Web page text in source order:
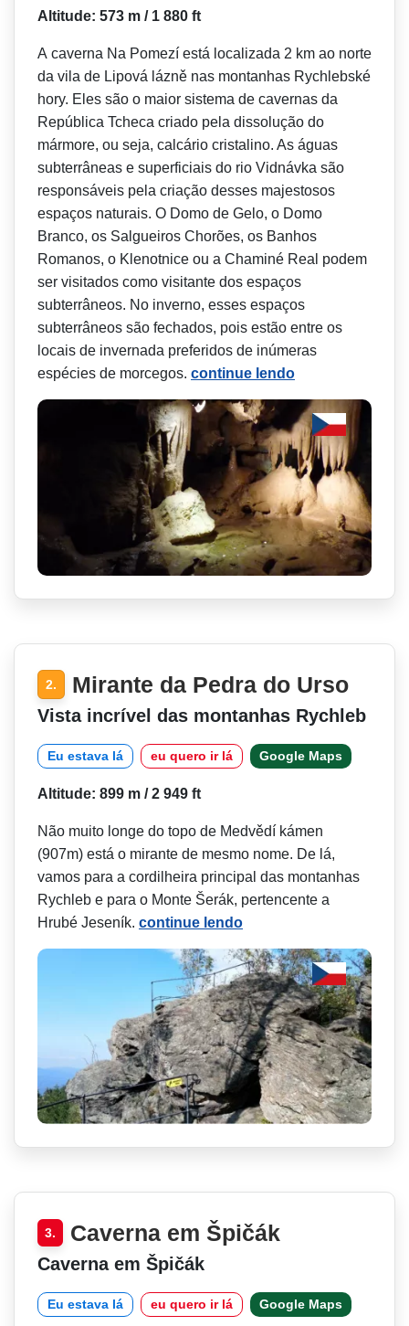
Altitude: 573 m / 1 880 ft
A caverna Na Pomezí está localizada 2 km ao norte
da vila de Lipová lázně nas montanhas Rychlebské
hory. Eles são o maior sistema de cavernas da
República Tcheca criado pela dissolução do
mármore, ou seja, calcário cristalino. As águas
subterrâneas e superficiais do rio Vidnávka são
responsáveis pela criação desses majestosos
espaços naturais. O Domo de Gelo, o Domo
Branco, os Salgueiros Chorões, os Banhos
Romanos, o Klenotnice ou a Chaminé Real podem
ser visitados como visitante dos espaços
subterrâneos. No inverno, esses espaços
subterrâneos são fechados, pois estão entre os
locais de invernada preferidos de inúmeras
espécies de morcegos. continue lendo
2. Mirante da Pedra do Urso
Vista incrível das montanhas Rychleb
Eu estava lá eu quero ir lá Google Maps
Altitude: 899 m / 2 949 ft
Não muito longe do topo de Medvědí kámen
(907m) está o mirante de mesmo nome. De lá,
vamos para a cordilheira principal das montanhas
Rychleb e para o Monte Šerák, pertencente a
Hrubé Jeseník. continue lendo
3. Caverna em Špičák
Caverna em Špičák
Eu estava lá eu quero ir lá Google Maps